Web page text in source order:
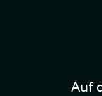
Auf